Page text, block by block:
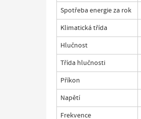
Spotřeba energie za rok
Klimatická třída
Hlučnost
Třída hlučnosti
Příkon
Napětí
Frekvence